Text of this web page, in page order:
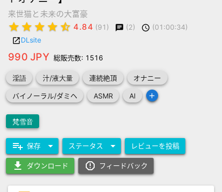
来世猫と未来の大富豪
star star star star star_half 4.84 (91) chat (2) schedule (01:00:34)
launchDLsite
990 JPY 総販売数: 1516
淫語 汁/液大量 連続絶頂 オナニー
バイノーラル/ダミヘ ASMR AI add
梵雪音
playlist_add 保存 arrow_drop_down ステータス arrow_drop_down レビューを投稿
download ダウンロード report_gmailerrorred フィードバック